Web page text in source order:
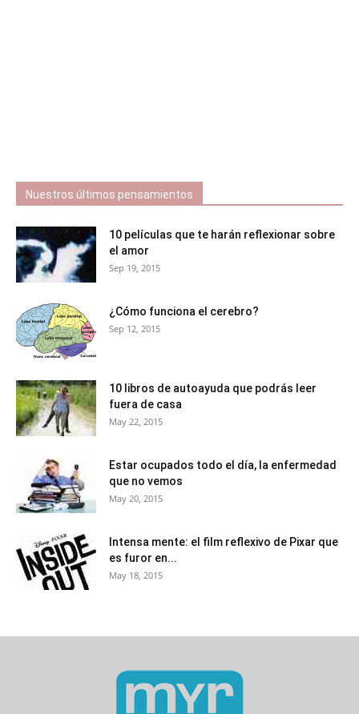
Nuestros últimos pensamientos
10 películas que te harán reflexionar sobre
el amor
Sep 19, 2015
¿Cómo funciona el cerebro?
Sep 12, 2015
10 libros de autoayuda que podrás leer
fuera de casa
May 22, 2015
Estar ocupados todo el día, la enfermedad
que no vemos
May 20, 2015
Intensa mente: el film reflexivo de Pixar que
es furor en...
May 18, 2015